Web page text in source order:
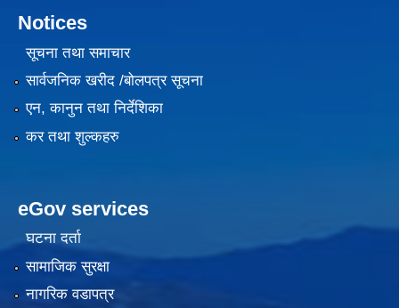
Notices
सूचना तथा समाचार
सार्वजनिक खरीद /बोलपत्र सूचना
एन, कानुन तथा निर्देशिका
कर तथा शुल्कहरु
eGov services
घटना दर्ता
सामाजिक सुरक्षा
नागरिक वडापत्र